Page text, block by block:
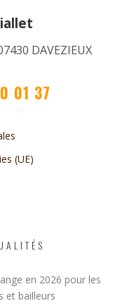
DAVEZIEUX
01 37
(UE)
en 2026 pour les
et bailleurs